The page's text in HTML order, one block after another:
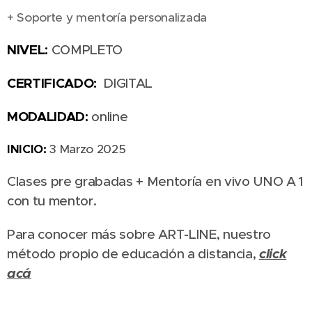
+ Soporte y mentoría personalizada
NIVEL: COMPLETO
CERTIFICADO: DIGITAL
MODALIDAD: online
INICIO: 3 Marzo 2025
Clases pre grabadas + Mentoría en vivo UNO A 1
con tu mentor.
Para conocer más sobre ART-LINE, nuestro
método propio de educación a distancia, click
acá